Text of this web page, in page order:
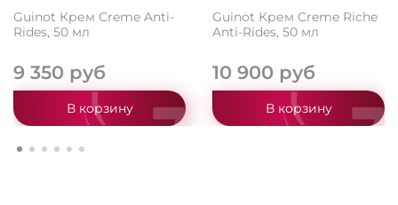
Guinot Крем Creme Anti-
Rides, 50 мл
9 350 руб
В корзину
Guinot Крем Creme Riche
Anti-Rides, 50 мл
10 900 руб
В корзину